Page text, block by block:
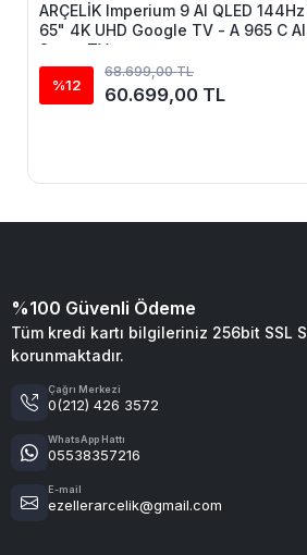
ARÇELİK Imperium 9 AI QLED 144Hz
65" 4K UHD Google TV - A 965 C AI
Smart TV
%12
68.699,00 TL
60.699,00 TL
%100 Güvenli Ödeme
Tüm kredi kartı bilgileriniz 256bit SSL
korunmaktadır.
Çağrı Merkezi
0(212) 426 3572
WhatsApp Hattı
05538357216
E-mail
ezellerarcelik@gmail.com